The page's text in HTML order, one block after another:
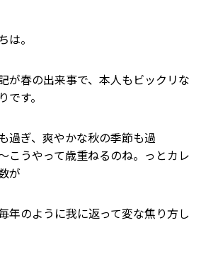
は。
が春の出来事で、本人もビックリな
です。
過ぎ、爽やかな秋の季節も過
こうやって歳重ねるのね。っとカレ
が
年のように我に返って変な焦り方し